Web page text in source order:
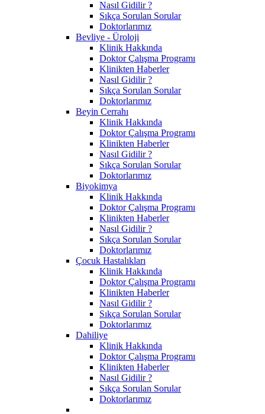
Nasıl Gidilir ?
Sıkça Sorulan Sorular
Doktorlarımız
Bevliye - Üroloji
Klinik Hakkında
Doktor Çalışma Programı
Klinikten Haberler
Nasıl Gidilir ?
Sıkça Sorulan Sorular
Doktorlarımız
Beyin Cerrahı
Klinik Hakkında
Doktor Çalışma Programı
Klinikten Haberler
Nasıl Gidilir ?
Sıkça Sorulan Sorular
Doktorlarımız
Biyokimya
Klinik Hakkında
Doktor Çalışma Programı
Klinikten Haberler
Nasıl Gidilir ?
Sıkça Sorulan Sorular
Doktorlarımız
Çocuk Hastalıkları
Klinik Hakkında
Doktor Çalışma Programı
Klinikten Haberler
Nasıl Gidilir ?
Sıkça Sorulan Sorular
Doktorlarımız
Dahiliye
Klinik Hakkında
Doktor Çalışma Programı
Klinikten Haberler
Nasıl Gidilir ?
Sıkça Sorulan Sorular
Doktorlarımız